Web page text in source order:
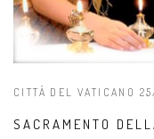
CITTÀ DEL VATICANO
SACRAMENTO